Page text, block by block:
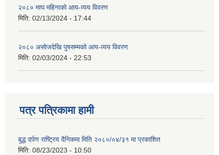
२०८० माघ महिनाको आय-व्यय विवरण
मिति: 02/13/2024 - 17:44
२०८० असोजदेखि पुषसम्मको आय-व्यय विवरण
मिति: 02/03/2024 - 22:53
पत्र पत्रिकामा हामी
बुद्ध दर्पण राष्ट्रिय दैनिकमा मिति २०८०/०४/३१ मा प्रकाशित
मिति: 08/23/2023 - 10:50